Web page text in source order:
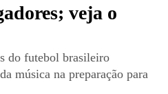
veja o
do futebol brasileiro
música na preparação para